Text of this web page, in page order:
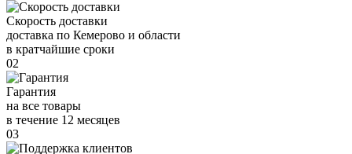
Скорость доставки
доставка по Кемерово и области
в кратчайшие сроки
02
Гарантия
на все товары
в течение 12 месяцев
03